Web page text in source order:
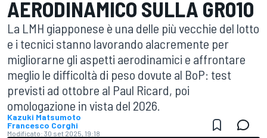
AERODINAMICO SULLA GR010
La LMH giapponese è una delle più vecchie del lotto
e i tecnici stanno lavorando alacremente per
migliorarne gli aspetti aerodinamici e affrontare
meglio le difficoltà di peso dovute al BoP: test
previsti ad ottobre al Paul Ricard, poi
omologazione in vista del 2026.
Kazuki Matsumoto
Francesco Corghi
Modificato: 30 set 2025, 19:18